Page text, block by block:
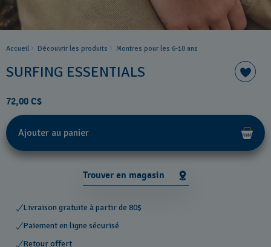
Accueil Découvrir les produits Montres pour les 6-10 ans
SURFING ESSENTIALS
72,00 C$
Ajouter au panier
Trouver en magasin
Livraison gratuite à partir de 80$
Paiement en ligne sécurisé
Retour offert